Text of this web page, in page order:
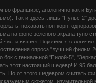
франшизе, аналогично как и
Так и здесь, лишь "Пульс-2"
похавать поп-корн,
на фоне зеленого экрана тупо
части вышел. Впрочем это
опроса "лучший фильм
бок с гениальной "Пилой-5",
этот настоящий шедевр! И 95
Но от этого шедевром считать
сюжетом, изумительной